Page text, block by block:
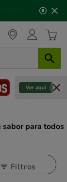
sabor para todos
Filtros